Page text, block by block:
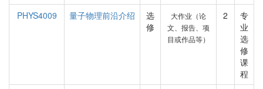
PHYS4009
量子物理前沿介绍
选
修
大作业（论
文、报告、项
目或作品等）
2
专
业
选
修
课
程